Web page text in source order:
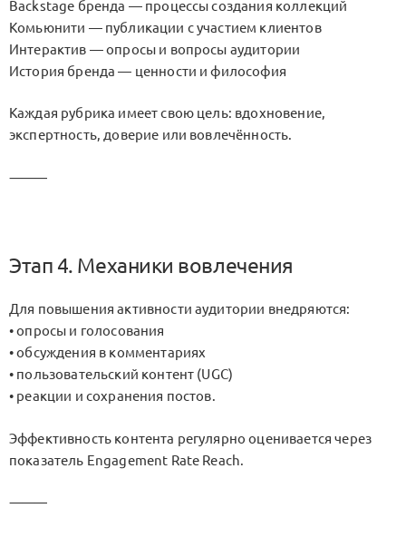
Backstage бренда — процессы создания коллекций
Комьюнити — публикации с участием клиентов
Интерактив — опросы и вопросы аудитории
История бренда — ценности и философия
Каждая рубрика имеет свою цель: вдохновение,
экспертность, доверие или вовлечённость.
⸻
Этап 4. Механики вовлечения
Для повышения активности аудитории внедряются:
• опросы и голосования
• обсуждения в комментариях
• пользовательский контент (UGC)
• реакции и сохранения постов.
Эффективность контента регулярно оценивается через
показатель Engagement Rate Reach.
⸻